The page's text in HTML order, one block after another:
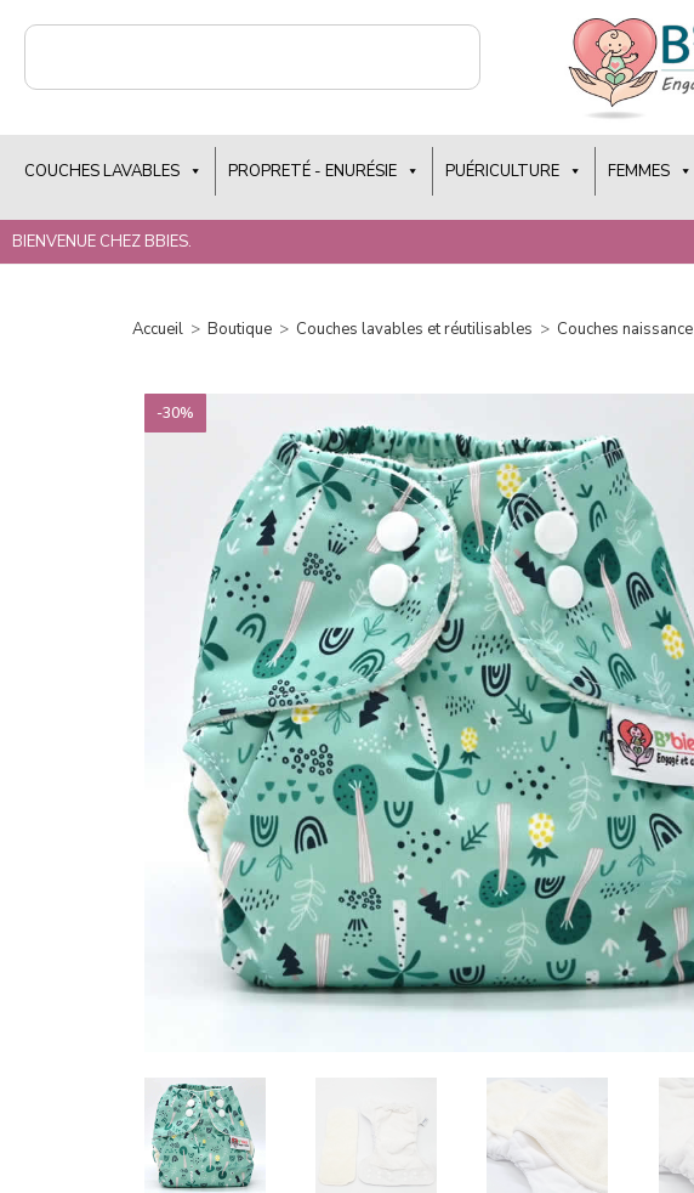
COUCHES LAVABLES PROPRETÉ - ENURÉSIE PUÉRICULTURE FEMMES
BIENVENUE CHEZ BBIES.
Accueil > Boutique > Couches lavables et réutilisables > Couches naissance
-30%